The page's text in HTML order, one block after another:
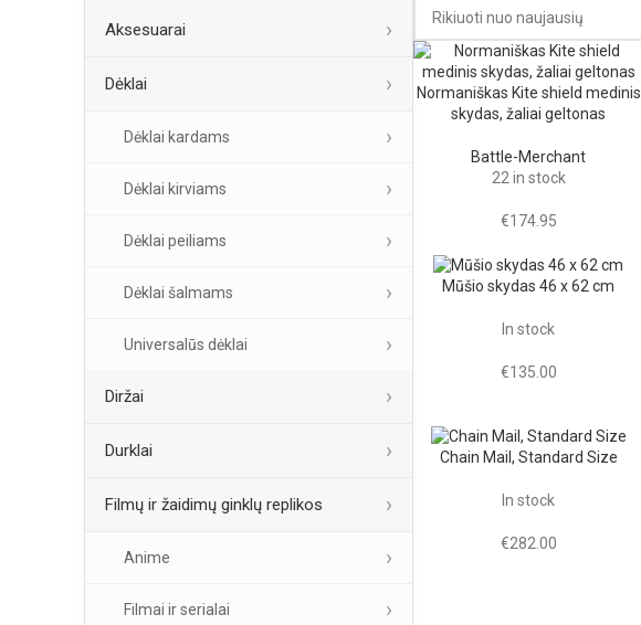
Aksesuarai
Dėklai
Dėklai kardams
Dėklai kirviams
Dėklai peiliams
Dėklai šalmams
Universalūs dėklai
Diržai
Durklai
Filmų ir žaidimų ginklų replikos
Anime
Filmai ir serialai
Normaniškas Kite shield medinis
skydas, žaliai geltonas
Battle-Merchant
22 in stock
€174.95
Mūšio skydas 46 x 62 cm
In stock
€135.00
Chain Mail, Standard Size
In stock
€282.00